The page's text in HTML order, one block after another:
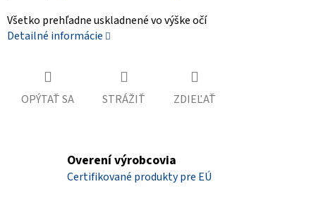
Všetko prehľadne uskladnené vo výške očí
Detailné informácie
OPÝTAŤ SA STRÁŽIŤ ZDIEĽAŤ
Overení výrobcovia
Certifikované produkty pre EÚ